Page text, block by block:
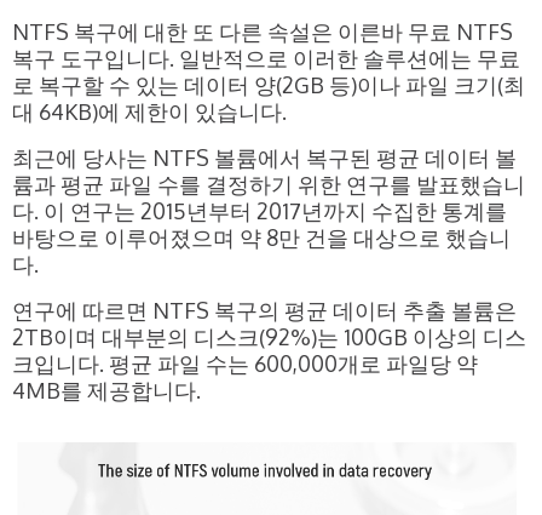
NTFS 복구에 대한 또 다른 속설은 이른바 무료 NTFS
복구 도구입니다. 일반적으로 이러한 솔루션에는 무료
로 복구할 수 있는 데이터 양(2GB 등)이나 파일 크기(최
대 64KB)에 제한이 있습니다.
최근에 당사는 NTFS 볼륨에서 복구된 평균 데이터 볼
륨과 평균 파일 수를 결정하기 위한 연구를 발표했습니
다. 이 연구는 2015년부터 2017년까지 수집한 통계를
바탕으로 이루어졌으며 약 8만 건을 대상으로 했습니
다.
연구에 따르면 NTFS 복구의 평균 데이터 추출 볼륨은
2TB이며 대부분의 디스크(92%)는 100GB 이상의 디스
크입니다. 평균 파일 수는 600,000개로 파일당 약
4MB를 제공합니다.